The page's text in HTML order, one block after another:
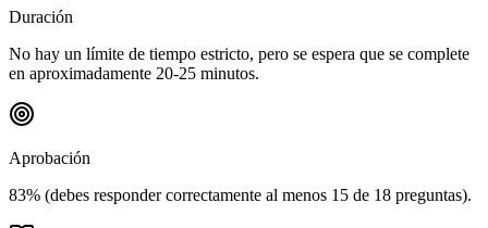
Duración
No hay un límite de tiempo estricto, pero se espera que se complete
en aproximadamente 20-25 minutos.
Aprobación
83% (debes responder correctamente al menos 15 de 18 preguntas).